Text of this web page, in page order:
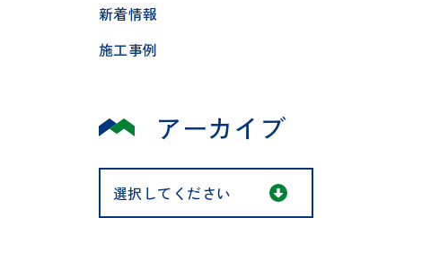
新着情報
施工事例
アーカイブ